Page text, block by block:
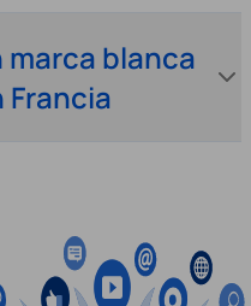
blanca